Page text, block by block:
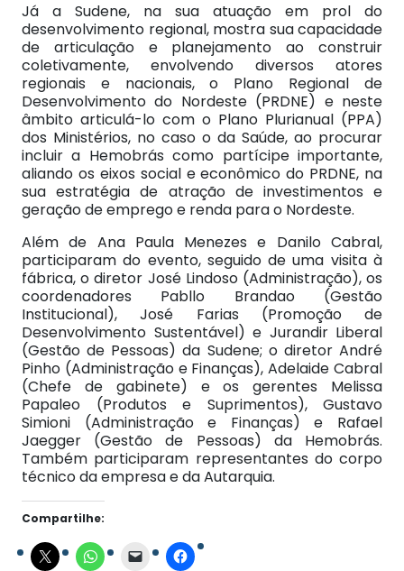
Já a Sudene, na sua atuação em prol do
desenvolvimento regional, mostra sua capacidade
de articulação e planejamento ao construir
coletivamente, envolvendo diversos atores
regionais e nacionais, o Plano Regional de
Desenvolvimento do Nordeste (PRDNE) e neste
âmbito articulá-lo com o Plano Plurianual (PPA)
dos Ministérios, no caso o da Saúde, ao procurar
incluir a Hemobrás como partícipe importante,
aliando os eixos social e econômico do PRDNE, na
sua estratégia de atração de investimentos e
geração de emprego e renda para o Nordeste.
Além de Ana Paula Menezes e Danilo Cabral,
participaram do evento, seguido de uma visita à
fábrica, o diretor José Lindoso (Administração), os
coordenadores Pabllo Brandao (Gestão
Institucional), José Farias (Promoção de
Desenvolvimento Sustentável) e Jurandir Liberal
(Gestão de Pessoas) da Sudene; o diretor André
Pinho (Administração e Finanças), Adelaide Cabral
(Chefe de gabinete) e os gerentes Melissa
Papaleo (Produtos e Suprimentos), Gustavo
Simioni (Administração e Finanças) e Rafael
Jaegger (Gestão de Pessoas) da Hemobrás.
Também participaram representantes do corpo
técnico da empresa e da Autarquia.
Compartilhe: